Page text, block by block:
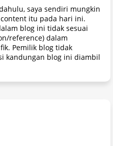
saya sendiri mungkin
itu pada hari ini.
blog ini tidak sesuai
reference) dalam
Pemilik blog tidak
kandungan blog ini diambil